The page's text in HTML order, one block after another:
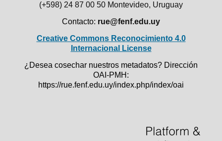
(+598) 24 87 00 50 Montevideo, Uruguay
Contacto: rue@fenf.edu.uy
Creative Commons Reconocimiento 4.0
Internacional License
¿Desea cosechar nuestros metadatos? Dirección
OAI-PMH:
https://rue.fenf.edu.uy/index.php/index/oai